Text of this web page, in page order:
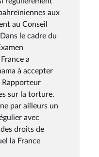
aux
au Conseil
le cadre du
a
à accepter
Rapporteur
sur la torture.
par ailleurs un
avec
droits de
la France